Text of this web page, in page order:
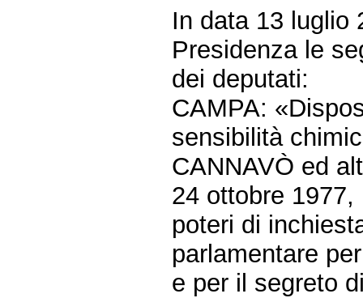
In data 13 luglio
Presidenza le
dei deputati:
CAMPA:
sensibilità
CANNAVÒ ed
24 ottobre
poteri di
parlamentare
e per il segreto